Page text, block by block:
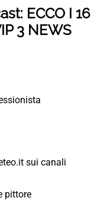
ECCO I 16
3 NEWS
sui canali
pittore